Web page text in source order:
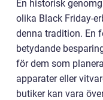
En historisk
olika Black Friday-
denna tradition. En
betydande
för dem som
apparater eller
butiker kan vara